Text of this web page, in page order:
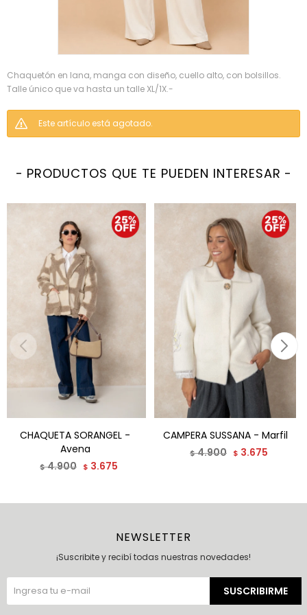
Chaquetón en lana, manga con diseño, cuello alto, con bolsillos.
Talle único que va hasta un talle XL/1X.-
Este artículo está agotado.
PRODUCTOS QUE TE PUEDEN INTERESAR
CHAQUETA SORANGEL -
Avena
$4.900 $ 3.675
CAMPERA SUSSANA - Marfil
$4.900 $ 3.675
NEWSLETTER
¡Suscribite y recibí todas nuestras novedades!
SUSCRIBIRME